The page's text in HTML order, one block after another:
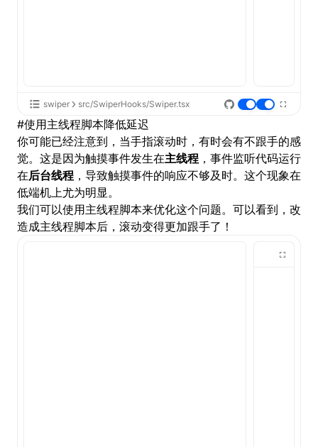
swiper src/SwiperHooks/Swiper.tsx
#使用主线程脚本降低延迟
你可能已经注意到，当手指滚动时，有时会有不跟手的感
觉。这是因为触摸事件发生在主线程 ，事件监听代码运行
在后台线程 ，导致触摸事件的响应不够及时。这个现象在
低端机上尤为明显。
我们可以使用主线程脚本来优化这个问题。可以看到，改
造成主线程脚本后，滚动变得更加跟手了！